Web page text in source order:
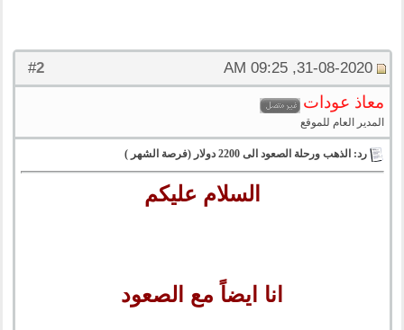
#
2 31-08-2020, 09:25 AM
معاذ عودات
المدير العام للموقع
رد: الذهب ورحلة الصعود الى 2200 دولار (فرصة الشهر )
السلام عليكم
انا ايضاً مع الصعود